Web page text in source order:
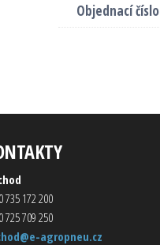
Objednací číslo
735 172 200
725 709 250
agropneu.cz